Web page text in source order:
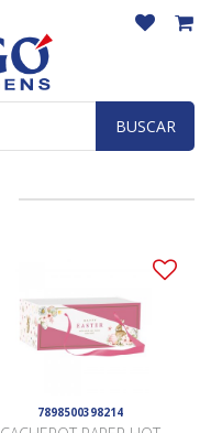
BUSCAR
7898500398214